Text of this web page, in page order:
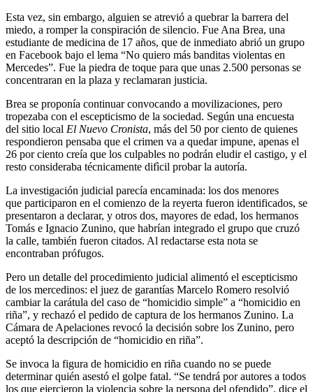
Esta vez, sin embargo, alguien se atrevió a quebrar la barrera del
miedo, a romper la conspiración de silencio. Fue Ana Brea, una
estudiante de medicina de 17 años, que de inmediato abrió un grupo
en Facebook bajo el lema “No quiero más banditas violentas en
Mercedes”. Fue la piedra de toque para que unas 2.500 personas se
concentraran en la plaza y reclamaran justicia.
Brea se proponía continuar convocando a movilizaciones, pero
tropezaba con el escepticismo de la sociedad. Según una encuesta
del sitio local El Nuevo Cronista, más del 50 por ciento de quienes
respondieron pensaba que el crimen va a quedar impune, apenas el
26 por ciento creía que los culpables no podrán eludir el castigo, y el
resto consideraba técnicamente difìcil probar la autoría.
La investigación judicial parecía encaminada: los dos menores
que participaron en el comienzo de la reyerta fueron identificados, se
presentaron a declarar, y otros dos, mayores de edad, los hermanos
Tomás e Ignacio Zunino, que habrían integrado el grupo que cruzó
la calle, también fueron citados. Al redactarse esta nota se
encontraban prófugos.
Pero un detalle del procedimiento judicial alimentó el escepticismo
de los mercedinos: el juez de garantías Marcelo Romero resolvió
cambiar la carátula del caso de “homicidio simple” a “homicidio en
riña”, y rechazó el pedido de captura de los hermanos Zunino. La
Cámara de Apelaciones revocó la decisión sobre los Zunino, pero
aceptó la descripción de “homicidio en riña”.
Se invoca la figura de homicidio en riña cuando no se puede
determinar quién asestó el golpe fatal. “Se tendrá por autores a todos
los que ejercieron la violencia sobre la persona del ofendido”, dice el